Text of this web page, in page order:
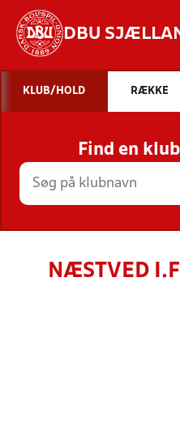
DBU
STILLINGER,
KLUB/HOLD RÆKKE
Find en
NÆSTVED